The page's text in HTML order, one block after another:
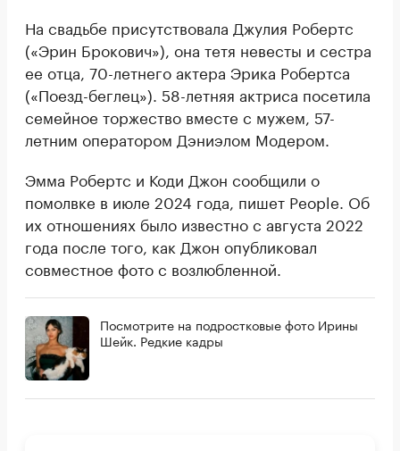
На свадьбе присутствовала Джулия Робертс
(«Эрин Брокович»), она тетя невесты и сестра
ее отца, 70-летнего актера Эрика Робертса
(«Поезд-беглец»). 58-летняя актриса посетила
семейное торжество вместе с мужем, 57-
летним оператором Дэниэлом Модером.
Эмма Робертс и Коди Джон сообщили о
помолвке в июле 2024 года, пишет People. Об
их отношениях было известно с августа 2022
года после того, как Джон опубликовал
совместное фото с возлюбленной.
Посмотрите на подростковые фото Ирины
Шейк. Редкие кадры